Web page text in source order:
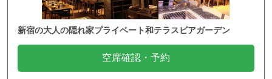
新宿の大人の隠れ家プライベート和テラスビアガーデン
空席確認・予約